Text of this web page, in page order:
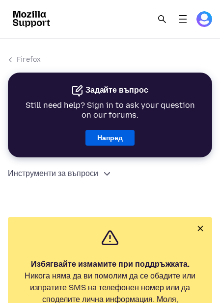
Firefox
Задайте въпрос
Still need help? Sign in to ask your question
on our forums.
Напред
Инструменти за въпроси
Избягвайте измамите при поддръжката.
Никога няма да ви помолим да се обадите или
изпратите SMS на телефонен номер или да
споделите лична информация. Моля,